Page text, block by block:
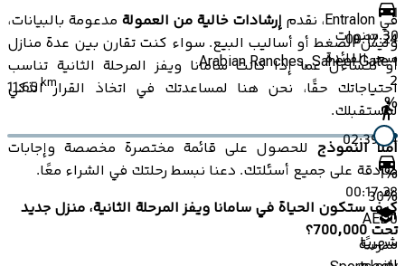
في Entralon، نقدم
إرشادات خالية من العمولة مدعومة بالبيانات،
وليس الضغط أو أساليب البيع. سواء كنت تقارن بين عدة منازل
أو تتساءل عما إذا كانت سامانا ويفز المرحلة الثانية تناسب
احتياجاتك حقًا، نحن هنا لمساعدتك في اتخاذ القرار الذكي
لمستقبلك.
املأ النموذج للحصول على قائمة مختصرة مخصصة وإجابات
صادقة على جميع أسئلتك. دعنا نبسط رحلتك في الشراء معًا.
كيف ستكون الحياة في سامانا ويفز المرحلة الثانية، منزل جديد
تحت 700,000؟
00:17:24
Arabian Ranches, Saheel Gate 1
11.65km
02:39:24
00:17:28
مدرسة
1
30 سنوات
سعر الفائدة
2
%
1%
30%
AED0
شهريًا